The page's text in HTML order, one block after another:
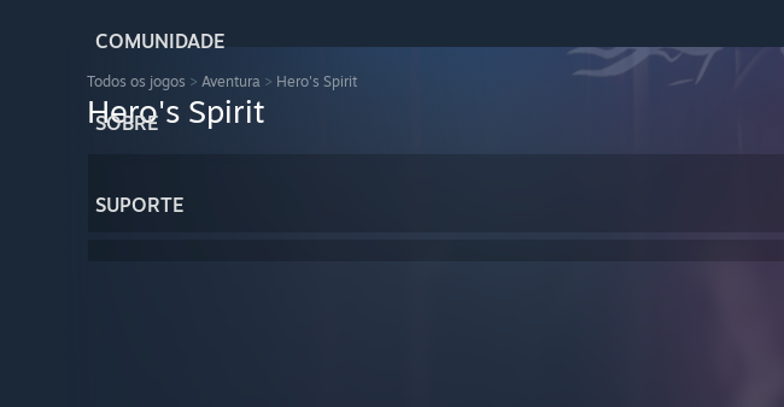
COMUNIDADE
SOBRE
SUPORTE
Todos os jogos > Aventura > Hero's Spirit
Hero's Spirit